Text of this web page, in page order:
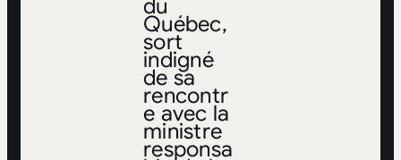
du
Québec,
sort
indigné
de sa
rencontr
e avec la
ministre
responsa